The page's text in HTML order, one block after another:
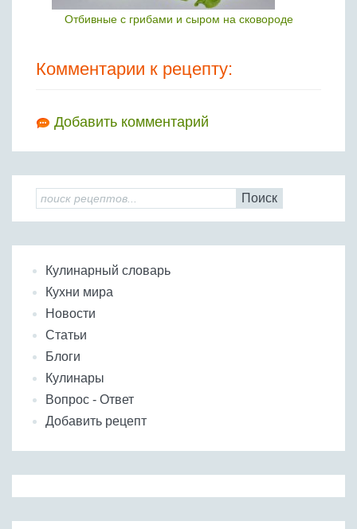
Отбивные с грибами и сыром на сковороде
Комментарии к рецепту:
Добавить комментарий
Поиск
Кулинарный словарь
Кухни мира
Новости
Статьи
Блоги
Кулинары
Вопрос - Ответ
Добавить рецепт